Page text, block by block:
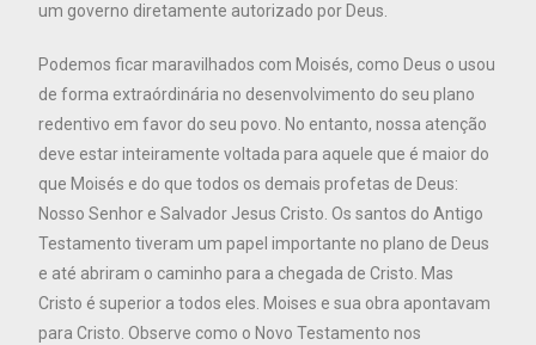
um governo diretamente autorizado por Deus.
Podemos ficar maravilhados com Moisés, como Deus o usou
de forma extraórdinária no desenvolvimento do seu plano
redentivo em favor do seu povo. No entanto, nossa atenção
deve estar inteiramente voltada para aquele que é maior do
que Moisés e do que todos os demais profetas de Deus:
Nosso Senhor e Salvador Jesus Cristo. Os santos do Antigo
Testamento tiveram um papel importante no plano de Deus
e até abriram o caminho para a chegada de Cristo. Mas
Cristo é superior a todos eles. Moises e sua obra apontavam
para Cristo. Observe como o Novo Testamento nos